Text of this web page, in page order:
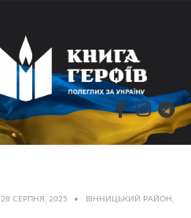
28 СЕРПНЯ, 2025 • ВІННИЦЬКИЙ РАЙОН ,